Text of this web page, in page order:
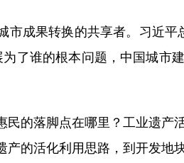
果转换的共享者。习近平
了谁的根本问题，中国城市
落脚点在哪里？工业遗产
的活化利用思路，到开发